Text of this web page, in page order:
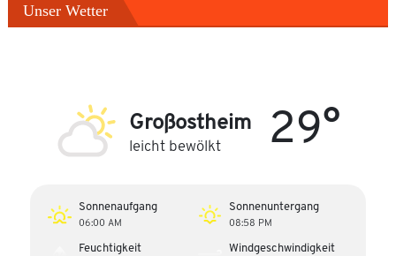
Unser Wetter
Großostheim
leicht bewölkt 29°
Sonnenaufgang
06:00 AM
Sonnenuntergang
08:58 PM
Feuchtigkeit Windgeschwindigkeit